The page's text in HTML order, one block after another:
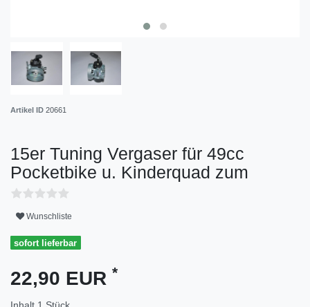
Artikel ID 20661
15er Tuning Vergaser für 49cc
Pocketbike u. Kinderquad zum
Wunschliste
sofort lieferbar
22,90 EUR *